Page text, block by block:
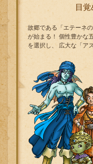
目
故郷である「エテーネ
が始まる！ 個性豊かな
を選択し、
広大な「ア